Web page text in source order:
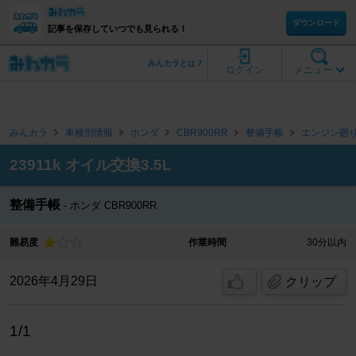
記事を保存していつでも見られる！
ダウンロード
メニュー
ログイン
みんカラとは？
みんカラ 車種別情報 ホンダ CBR900RR 整備手帳 エンジン廻
23911k オイル交換3.5L
整備手帳 ホンダ CBR900RR
難易度 作業時間 30分以内
2026年4月29日 クリップ
1/1